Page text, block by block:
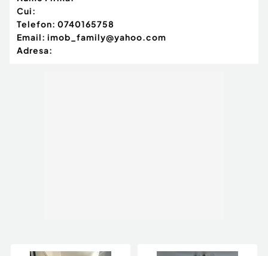
Cui:
Telefon: 0740165758
Email: imob_family@yahoo.com
Adresa: